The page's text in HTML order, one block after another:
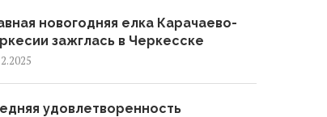
новогодняя елка Карачаево-
зажглась в Черкесске
удовлетворенность